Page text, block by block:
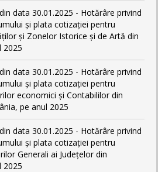
data 30.01.2025 - Hotărâre privind
și plata cotizației pentru
și Zonelor Istorice și de Artă din
2025
data 30.01.2025 - Hotărâre privind
și plata cotizației pentru
economici și Contabililor din
pe anul 2025
data 30.01.2025 - Hotărâre privind
și plata cotizației pentru
Generali ai Județelor din
2025